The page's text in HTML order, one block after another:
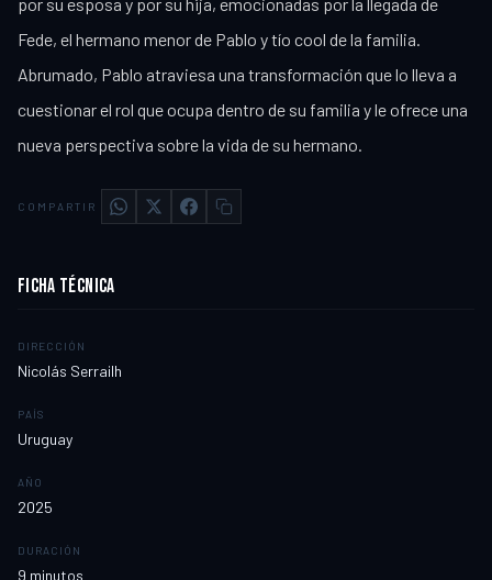
Fede, el hermano menor de Pablo y tío cool de la familia.
Abrumado, Pablo atraviesa una transformación que lo lleva a
cuestionar el rol que ocupa dentro de su familia y le ofrece una
nueva perspectiva sobre la vida de su hermano.
COMPARTIR
FICHA TÉCNICA
DIRECCIÓN
Nicolás Serrailh
PAÍS
Uruguay
AÑO
2025
DURACIÓN
9 minutos